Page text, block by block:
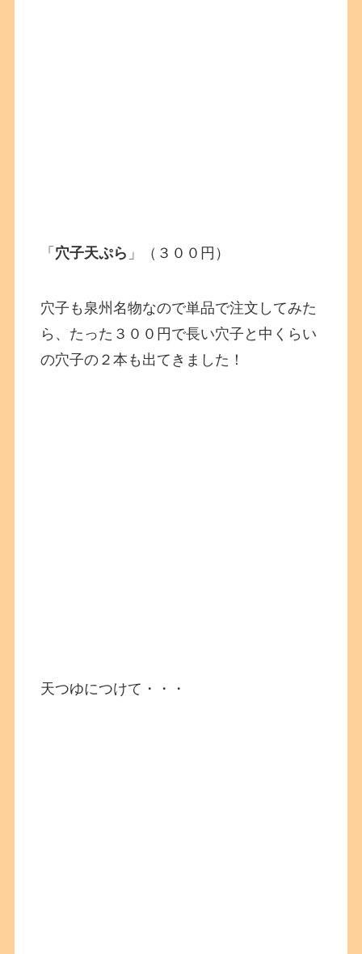
「 穴子天ぷら 」（３００円）
穴子も泉州名物なので単品で注文してみた
ら、たった３００円で長い穴子と中くらい
の穴子の２本も出てきました！
天つゆにつけて・・・